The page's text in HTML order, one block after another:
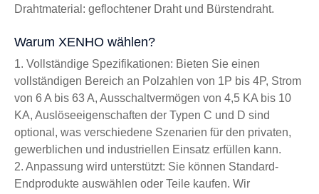
Drahtmaterial: geflochtener Draht und Bürstendraht.
Warum XENHO wählen?
1. Vollständige Spezifikationen: Bieten Sie einen
vollständigen Bereich an Polzahlen von 1P bis 4P, Strom
von 6 A bis 63 A, Ausschaltvermögen von 4,5 KA bis 10
KA, Auslöseeigenschaften der Typen C und D sind
optional, was verschiedene Szenarien für den privaten,
gewerblichen und industriellen Einsatz erfüllen kann.
2. Anpassung wird unterstützt: Sie können Standard-
Endprodukte auswählen oder Teile kaufen. Wir